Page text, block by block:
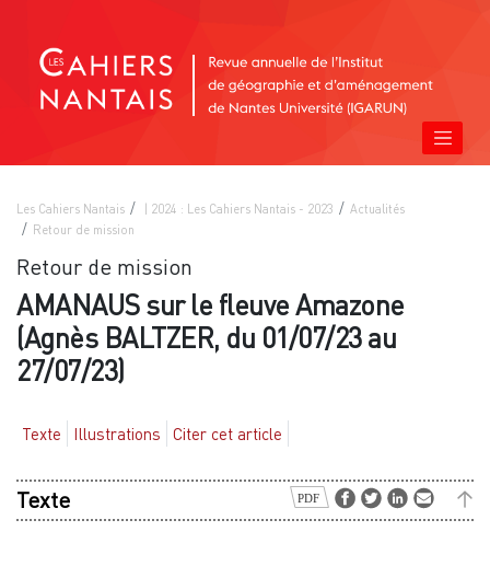
Les Cahiers Nantais | 2024 : Les Cahiers Nantais - 2023
Actualités
Retour de mission
Retour de mission
AMANAUS sur le fleuve Amazone
(Agnès BALTZER, du 01/07/23 au
27/07/23)
Texte Illustrations Citer cet article
Texte